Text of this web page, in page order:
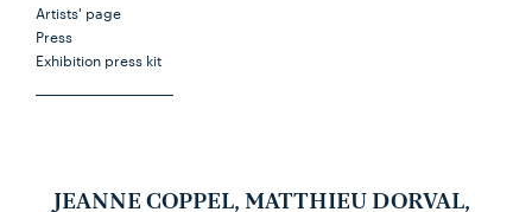
Artists' page
Press
Exhibition press kit
JEANNE COPPEL, MATTHIEU DORVAL,